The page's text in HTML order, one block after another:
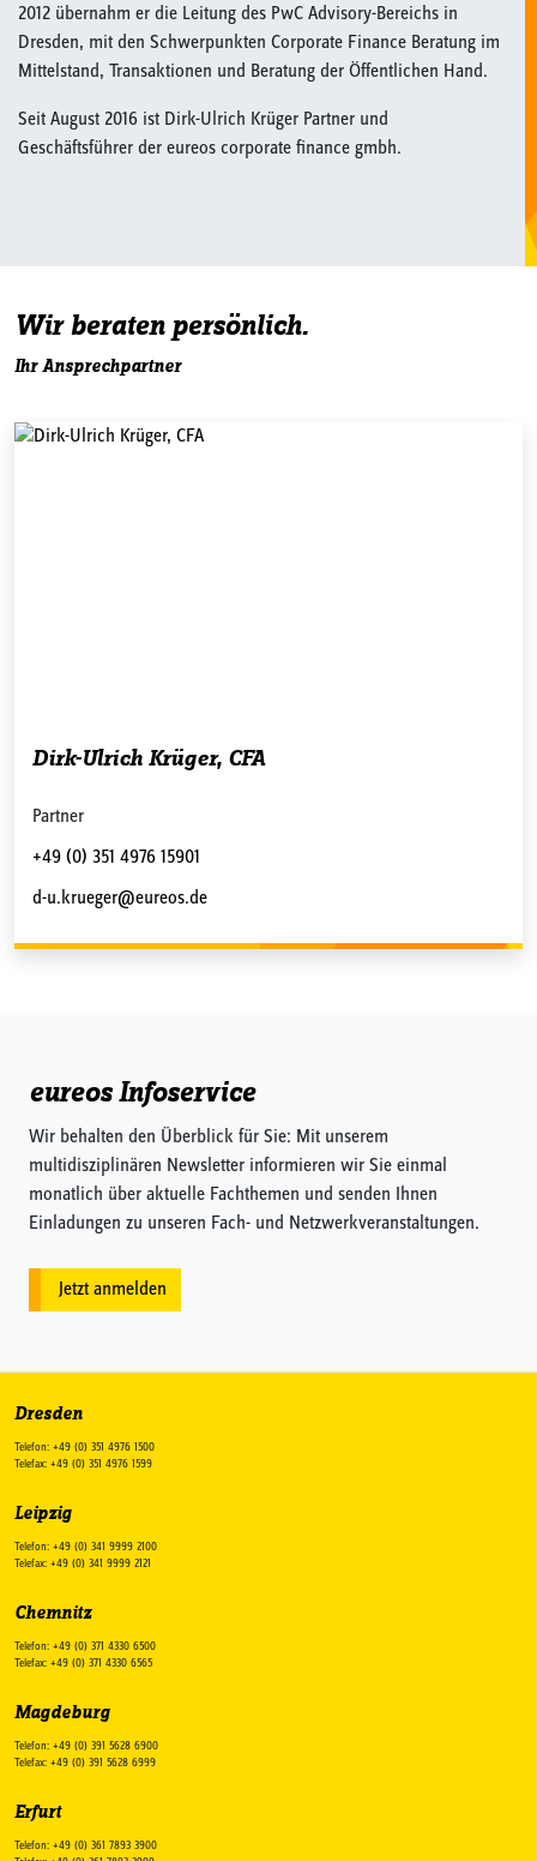
2012 übernahm er die Leitung des PwC Advisory-Bereichs in
Dresden, mit den Schwerpunkten Corporate Finance Beratung im
Mittelstand, Transaktionen und Beratung der Öffentlichen Hand.
Seit August 2016 ist Dirk-Ulrich Krüger Partner und
Geschäftsführer der eureos corporate finance gmbh.
Wir beraten persönlich.
Ihr Ansprechpartner
Dirk-Ulrich Krüger, CFA
Partner
+49 (0) 351 4976 15901
d-u.krueger@eureos.de
eureos Infoservice
Wir behalten den Überblick für Sie: Mit unserem
multidisziplinären Newsletter informieren wir Sie einmal
monatlich über aktuelle Fachthemen und senden Ihnen
Einladungen zu unseren Fach- und Netzwerkveranstaltungen.
Jetzt anmelden
Dresden
Telefon: +49 (0) 351 4976 1500
Telefax: +49 (0) 351 4976 1599
Leipzig
Telefon: +49 (0) 341 9999 2100
Telefax: +49 (0) 341 9999 2121
Chemnitz
Telefon: +49 (0) 371 4330 6500
Telefax: +49 (0) 371 4330 6565
Magdeburg
Telefon: +49 (0) 391 5628 6900
Telefax: +49 (0) 391 5628 6999
Erfurt
Telefon: +49 (0) 361 7893 3900